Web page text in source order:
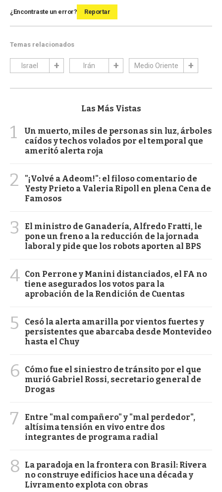
¿Encontraste un error? Reportar
Temas relacionados
Israel Irán Medio Oriente
Las Más Vistas
1
Un muerto, miles de personas sin luz, árboles
caídos y techos volados por el temporal que
ameritó alerta roja
2
"¡Volvé a Adeom!": el filoso comentario de
Yesty Prieto a Valeria Ripoll en plena Cena de
Famosos
3
El ministro de Ganadería, Alfredo Fratti, le
pone un freno a la reducción de la jornada
laboral y pide que los robots aporten al BPS
4 Con Perrone y Manini distanciados, el FA no
tiene asegurados los votos para la
aprobación de la Rendición de Cuentas
5
Cesó la alerta amarilla por vientos fuertes y
persistentes que abarcaba desde Montevideo
hasta el Chuy
6
Cómo fue el siniestro de tránsito por el que
murió Gabriel Rossi, secretario general de
Drogas
7
Entre "mal compañero" y "mal perdedor",
altísima tensión en vivo entre dos
integrantes de programa radial
8
La paradoja en la frontera con Brasil: Rivera
no construye edificios hace una década y
Livramento explota con obras